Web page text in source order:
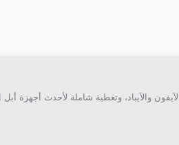
والآيباد، وتغطية شاملة لأحدث أجهزة أبل